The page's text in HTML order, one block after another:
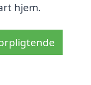
hjem.